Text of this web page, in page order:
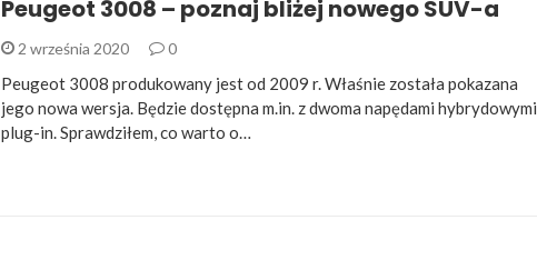
Peugeot 3008 – poznaj bliżej nowego SUV-a
2 września 2020 0
Peugeot 3008 produkowany jest od 2009 r. Właśnie została pokazana
jego nowa wersja. Będzie dostępna m.in. z dwoma napędami hybrydowymi
plug-in. Sprawdziłem, co warto o…